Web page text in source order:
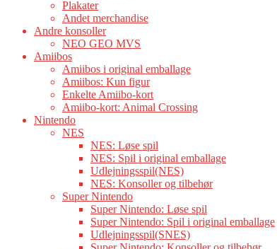
Plakater
Andet merchandise
Andre konsoller
NEO GEO MVS
Amiibos
Amiibos i original emballage
Amiibos: Kun figur
Enkelte Amiibo-kort
Amiibo-kort: Animal Crossing
Nintendo
NES
NES: Løse spil
NES: Spil i original emballage
Udlejningsspil(NES)
NES: Konsoller og tilbehør
Super Nintendo
Super Nintendo: Løse spil
Super Nintendo: Spil i original emballage
Udlejningsspil(SNES)